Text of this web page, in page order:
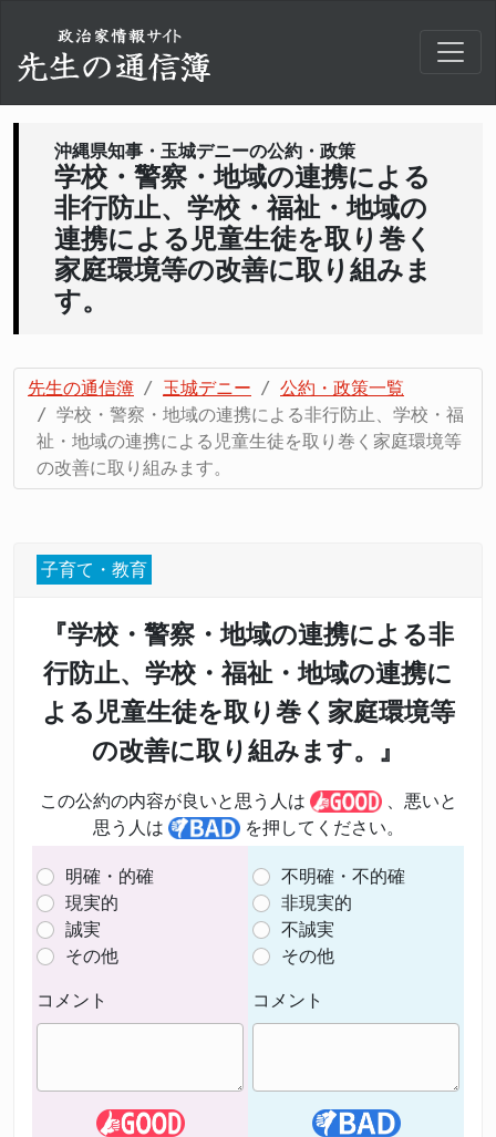
沖縄県知事・玉城デニーの公約・政策
学校・警察・地域の連携による
非行防止、学校・福祉・地域の
連携による児童生徒を取り巻く
家庭環境等の改善に取り組みま
す。
先生の通信簿 玉城デニー
公約・政策一覧
学校・警察・地域の連携による非行防止、学校・福
祉・地域の連携による児童生徒を取り巻く家庭環境等
の改善に取り組みます。
子育て・教育
『学校・警察・地域の連携による非
行防止、学校・福祉・地域の連携に
よる児童生徒を取り巻く家庭環境等
の改善に取り組みます。』
この公約の内容が良いと思う人は
、悪いと
思う人は
を押してください。
明確・的確
現実的
誠実
その他
コメント
不明確・不的確
非現実的
不誠実
その他
コメント